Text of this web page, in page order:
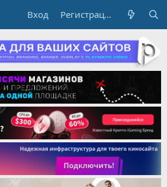
Вход Регистрация